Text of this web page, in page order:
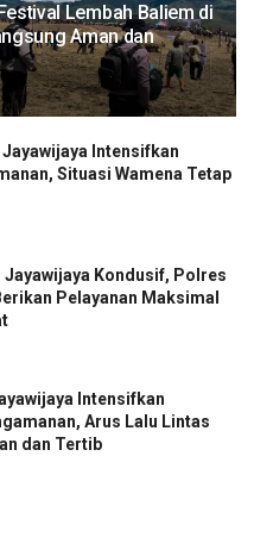
Lembah Baliem di
Aman dan
Intensifkan
Situasi Wamena Tetap
Kondusif, Polres
Pelayanan Maksimal
Intensifkan
Arus Lalu Lintas
dan Tertib